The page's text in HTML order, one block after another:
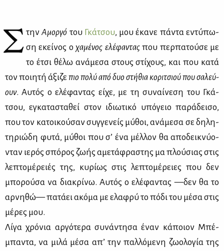
Σ τηνΑμορ­γό του Γκά­τσου, μου έκα­νε πά­ντα εντύ­πω­
ση εκεί­νος οχα­μέ­νος ελέ­φα­νταςπου περ­πα­τού­σε με
το έτσι θέ­λω ανά­με­σα στους στί­χους, και που κα­τά
τον ποι­η­τή άξι­ζε πιο πο­λύ από δυο στή­θια κο­ρι­τσιού που σα­λεύ­
ουν. Αυ­τός ο ελέ­φα­ντας εί­χε, με τη συ­ναί­νε­ση του Γκά­
τσου, εγκα­τα­στα­θεί στον ιδιω­τι­κό υπό­γειο πα­ρά­δει­σο,
που τον κα­τοι­κού­σαν συγ­γε­νείς μύ­θοι, ανά­με­σα σε δη­λη­
τη­ριώ­δη φυ­τά, μύ­θοι που σ’ ένα μέλ­λον θα απο­δει­κνύ­ο­
νταν ιε­ρός σπό­ρος ζω­ής αμε­τά­φρα­στης μα πλού­σιας στις
λε­πτο­μέ­ρειές της, κυ­ρί­ως στις λε­πτο­μέ­ρειες που δεν
μπο­ρού­σα να δια­κρί­νω. Αυ­τός ο ελέ­φα­ντας —δεν θα το
αρ­νη­θώ— πα­τά­ει ακό­μα με ελα­φρύ το πό­δι του μέ­σα στις
μέ­ρες μου.
Λί­γα χρό­νια αρ­γό­τε­ρα συ­νά­ντη­σα έναν κά­ποιον Μπέ­
μπα­ντα, να μι­λά μέ­σα απ’ την παλ­λό­με­νη ζω­ο­λο­γία της